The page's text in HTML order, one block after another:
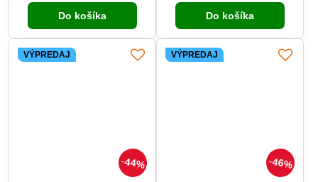
Do košíka Do košíka
44%
VÝPREDAJ
46%
VÝPREDAJ